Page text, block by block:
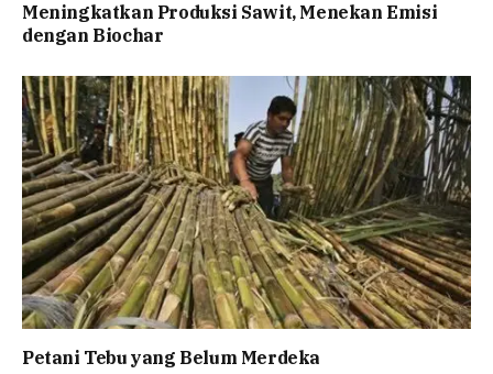
Meningkatkan Produksi Sawit, Menekan Emisi
dengan Biochar
Petani Tebu yang Belum Merdeka